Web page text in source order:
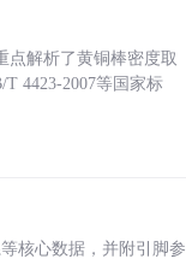
点解析了黄铜棒密度取
4423-2007等国家标
核心数据，并附引脚参